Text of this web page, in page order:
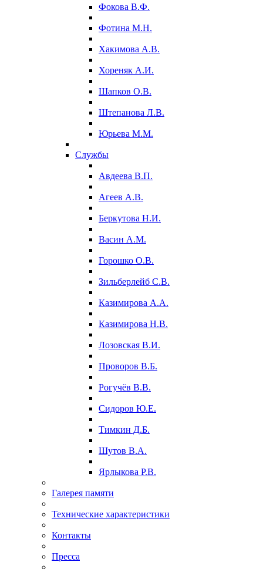
Фокова В.Ф.
Фотина М.Н.
Хакимова А.В.
Хореняк А.И.
Шапков О.В.
Штепанова Л.В.
Юрьева М.М.
Службы
Авдеева В.П.
Агеев А.В.
Беркутова Н.И.
Васин А.М.
Горошко О.В.
Зильберлейб С.В.
Казимирова А.А.
Казимирова Н.В.
Лозовская В.И.
Проворов В.Б.
Рогучёв В.В.
Сидоров Ю.Е.
Тимкин Д.Б.
Шутов В.А.
Ярлыкова Р.В.
Галерея памяти
Технические характеристики
Контакты
Пресса